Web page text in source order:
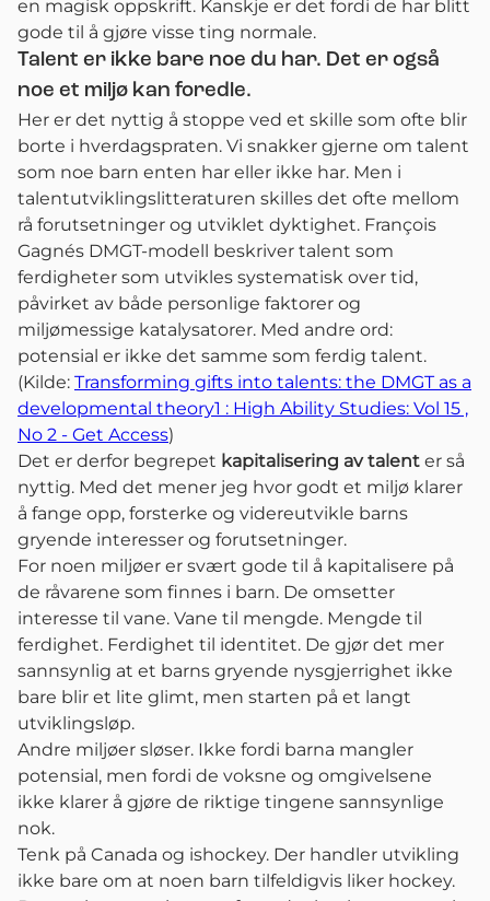
en magisk oppskrift. Kanskje er det fordi de har blitt
gode til å gjøre visse ting normale.
Talent er ikke bare noe du har. Det er også
noe et miljø kan foredle.
Her er det nyttig å stoppe ved et skille som ofte blir
borte i hverdagspraten. Vi snakker gjerne om talent
som noe barn enten har eller ikke har. Men i
talentutviklingslitteraturen skilles det ofte mellom
rå forutsetninger og utviklet dyktighet. François
Gagnés DMGT-modell beskriver talent som
ferdigheter som utvikles systematisk over tid,
påvirket av både personlige faktorer og
miljømessige katalysatorer. Med andre ord:
potensial er ikke det samme som ferdig talent.
(Kilde: Transforming gifts into talents: the DMGT as a
developmental theory1 : High Ability Studies: Vol 15 ,
No 2 - Get Access)
Det er derfor begrepet kapitalisering av talent er så
nyttig. Med det mener jeg hvor godt et miljø klarer
å fange opp, forsterke og videreutvikle barns
gryende interesser og forutsetninger.
For noen miljøer er svært gode til å kapitalisere på
de råvarene som finnes i barn. De omsetter
interesse til vane. Vane til mengde. Mengde til
ferdighet. Ferdighet til identitet. De gjør det mer
sannsynlig at et barns gryende nysgjerrighet ikke
bare blir et lite glimt, men starten på et langt
utviklingsløp.
Andre miljøer sløser. Ikke fordi barna mangler
potensial, men fordi de voksne og omgivelsene
ikke klarer å gjøre de riktige tingene sannsynlige
nok.
Tenk på Canada og ishockey. Der handler utvikling
ikke bare om at noen barn tilfeldigvis liker hockey.